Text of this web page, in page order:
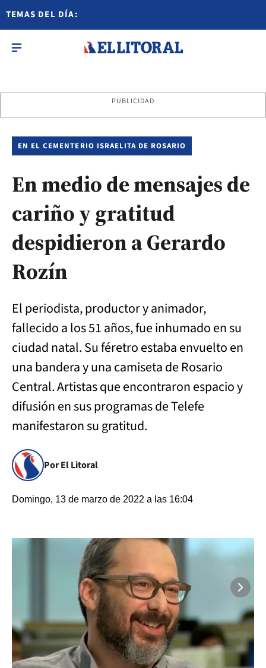
TEMAS DEL DÍA:
PUBLICIDAD
EN EL CEMENTERIO ISRAELITA DE ROSARIO
En medio de mensajes de
cariño y gratitud
despidieron a Gerardo
Rozín
El periodista, productor y animador,
fallecido a los 51 años, fue inhumado en su
ciudad natal. Su féretro estaba envuelto en
una bandera y una camiseta de Rosario
Central. Artistas que encontraron espacio y
difusión en sus programas de Telefe
manifestaron su gratitud.
Por El Litoral
Domingo, 13 de marzo de 2022 a las 16:04